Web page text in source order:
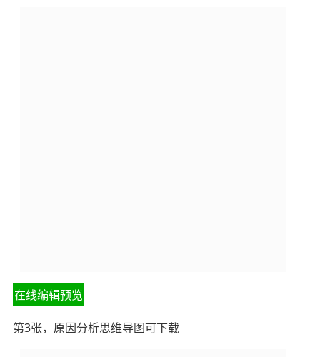
在线编辑预览
第3张，原因分析思维导图可下载